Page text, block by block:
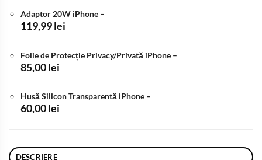
fost:
Adaptor 20W iPhone –
119,99lei
Folie de Protecție Privacy/Privată iPhone –
85,00lei
Husă Silicon Transparentă iPhone –
60,00lei
DESCRIERE